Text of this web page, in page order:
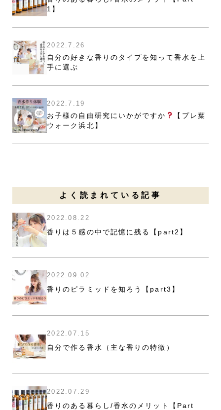
1】
2022.7.26
自分の好きな香りのタイプを知って香水を上
手に選ぶ
2022.7.19
お子様の自由研究にいかがですか
【プレ葉
ウォーク浜北】
よく読まれている記事
2022.08.22
香りは５感の中で記憶に残る【part2】
2022.09.02
香りのピラミッドを知ろう【part3】
2022.07.15
自分で作る香水（主な香りの特徴）
2022.07.29
香りのある暮らし/香水のメリット【Part